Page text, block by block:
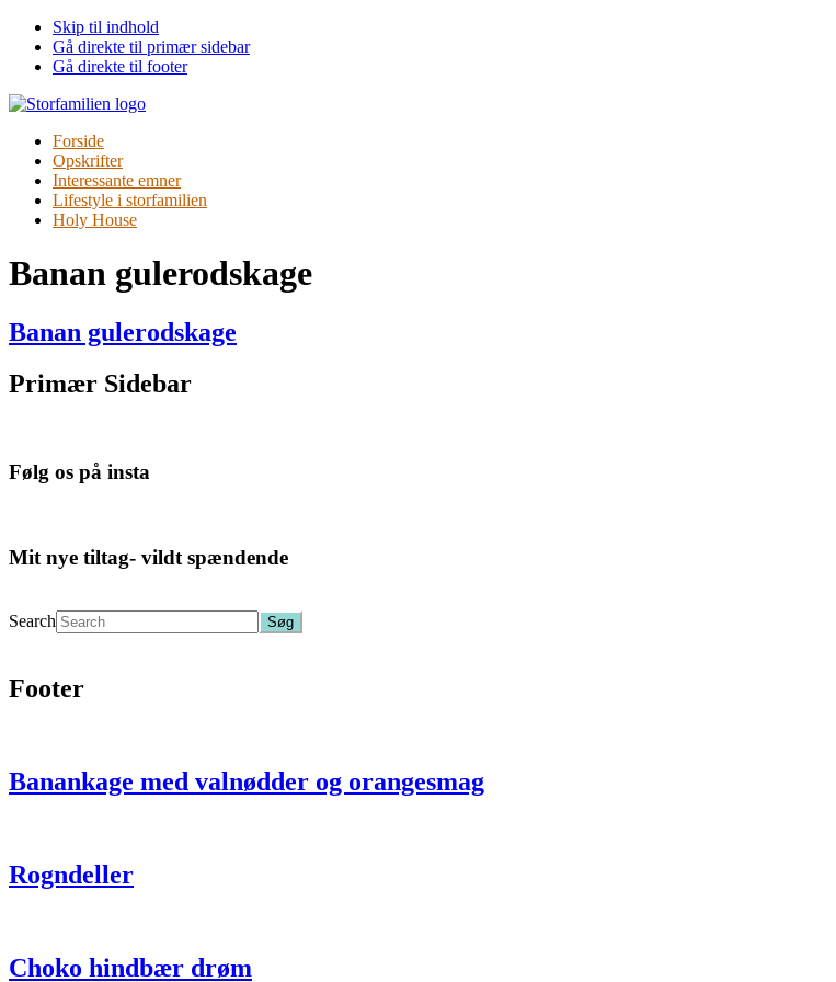
Skip til indhold
Gå direkte til primær sidebar
Gå direkte til footer
Forside
Opskrifter
Interessante emner
Lifestyle i storfamilien
Holy House
Banan gulerodskage
Banan gulerods­kage
Primær Sidebar
Følg os på insta
Mit nye tiltag- vildt spændende
Search
Footer
Banankage med valnødder og orangesmag
Rogn­deller
Choko hindbær drøm